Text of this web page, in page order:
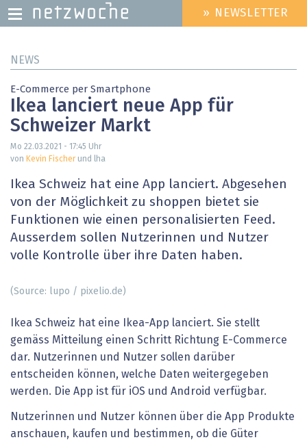
zum
HEADER
MENU
» NEWSLETTER
NEWS
E-Commerce per Smartphone
Ikea lanciert neue App für
Schweizer Markt
Mo 22.03.2021 - 17:45 Uhr
von Kevin Fischerund lha
Ikea Schweiz hat eine App lanciert. Abgesehen
von der Möglichkeit zu shoppen bietet sie
Funktionen wie einen personalisierten Feed.
Ausserdem sollen Nutzerinnen und Nutzer
volle Kontrolle über ihre Daten haben.
(Source: lupo / pixelio.de)
Ikea Schweiz hat eine Ikea-App lanciert. Sie stellt
gemäss Mitteilung einen Schritt Richtung E-Commerce
dar. Nutzerinnen und Nutzer sollen darüber
entscheiden können, welche Daten weitergegeben
werden. Die App ist für iOS und Android verfügbar.
Nutzerinnen und Nutzer können über die App Produkte
anschauen, kaufen und bestimmen, ob die Güter